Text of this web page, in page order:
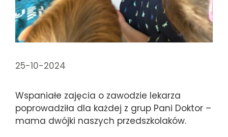
25-10-2024
Wspaniałe zajęcia o zawodzie lekarza
poprowadziła dla każdej z grup Pani Doktor –
mama dwójki naszych przedszkolaków.